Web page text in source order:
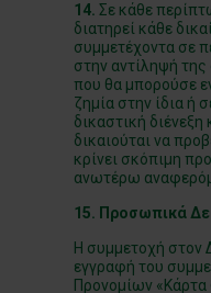
14. Σε κάθε
διατηρεί κάθε
συμμετέχοντα σε
στην αντίληψή της
που θα μπορούσε
ζημία στην ίδια ή
δικαστική
δικαιούται να
κρίνει σκόπιμη
ανωτέρω
15. Προσωπικά
Η συμμετοχή στον
εγγραφή του
Προνομίων «Κάρτα